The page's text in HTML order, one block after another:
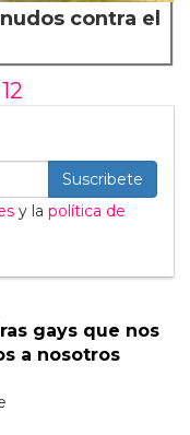
contra el
12
Suscribete
y la política de
gays que nos
a nosotros